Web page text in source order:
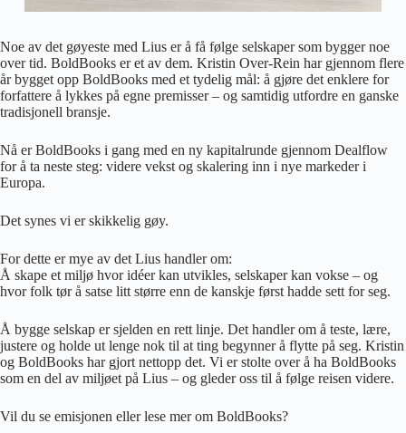
Noe av det gøyeste med Lius er å få følge selskaper som bygger noe
over tid. BoldBooks er et av dem. Kristin Over-Rein har gjennom flere
år bygget opp BoldBooks med et tydelig mål: å gjøre det enklere for
forfattere å lykkes på egne premisser – og samtidig utfordre en ganske
tradisjonell bransje.
Nå er BoldBooks i gang med en ny kapitalrunde gjennom Dealflow
for å ta neste steg: videre vekst og skalering inn i nye markeder i
Europa.
Det synes vi er skikkelig gøy.
For dette er mye av det Lius handler om:
Å skape et miljø hvor idéer kan utvikles, selskaper kan vokse – og
hvor folk tør å satse litt større enn de kanskje først hadde sett for seg.
Å bygge selskap er sjelden en rett linje. Det handler om å teste, lære,
justere og holde ut lenge nok til at ting begynner å flytte på seg. Kristin
og BoldBooks har gjort nettopp det. Vi er stolte over å ha BoldBooks
som en del av miljøet på Lius – og gleder oss til å følge reisen videre.
Vil du se emisjonen eller lese mer om BoldBooks?